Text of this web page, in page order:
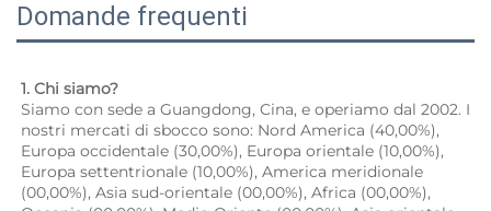
Domande frequenti
1. Chi siamo?
Siamo con sede a Guangdong, Cina, e operiamo dal 2002. I
nostri mercati di sbocco sono: Nord America (40,00%),
Europa occidentale (30,00%), Europa orientale (10,00%),
Europa settentrionale (10,00%), America meridionale
(00,00%), Asia sud-orientale (00,00%), Africa (00,00%),